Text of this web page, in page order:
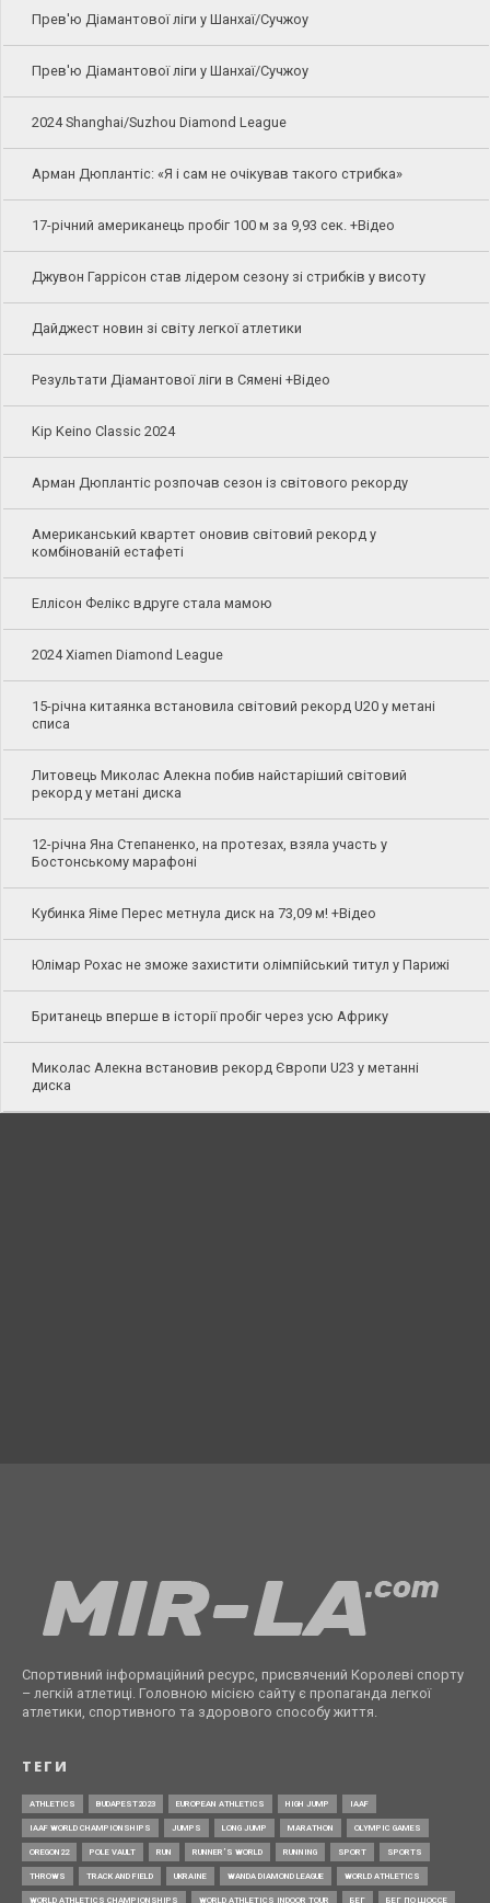
Прев'ю Діамантової ліги у Шанхаї/Сучжоу
Прев'ю Діамантової ліги у Шанхаї/Сучжоу
2024 Shanghai/Suzhou Diamond League
Арман Дюплантіс: «Я і сам не очікував такого стрибка»
17-річний американець пробіг 100 м за 9,93 сек. +Відео
Джувон Гаррісон став лідером сезону зі стрибків у висоту
Дайджест новин зі світу легкої атлетики
Результати Діамантової ліги в Сямені +Відео
Kip Keino Classic 2024
Арман Дюплантіс розпочав сезон із світового рекорду
Американський квартет оновив світовий рекорд у
комбінованій естафеті
Еллісон Фелікс вдруге стала мамою
2024 Xiamen Diamond League
15-річна китаянка встановила світовий рекорд U20 у метані
списа
Литовець Миколас Алекна побив найстаріший світовий
рекорд у метані диска
12-річна Яна Степаненко, на протезах, взяла участь у
Бостонському марафоні
Кубинка Яіме Перес метнула диск на 73,09 м! +Відео
Юлімар Рохас не зможе захистити олімпійський титул у Парижі
Британець вперше в історії пробіг через усю Африку
Миколас Алекна встановив рекорд Європи U23 у метанні
диска
Спортивний інформаційний ресурс, присвячений Королеві спорту
– легкій атлетиці. Головною місією сайту є пропаганда легкої
атлетики, спортивного та здорового способу життя.
ТЕГИ
ATHLETICS BUDAPEST2023 EUROPEAN ATHLETICS HIGH JUMP IAAF
IAAF WORLD CHAMPIONSHIPS JUMPS LONG JUMP MARATHON OLYMPIC GAMES
OREGON22 POLE VAULT RUN RUNNER’S WORLD RUNNING SPORT SPORTS
THROWS TRACK AND FIELD UKRAINE WANDA DIAMOND LEAGUE WORLD ATHLETICS
WORLD ATHLETICS CHAMPIONSHIPS WORLD ATHLETICS INDOOR TOUR БЕГ БЕГ ПО ШОССЕ